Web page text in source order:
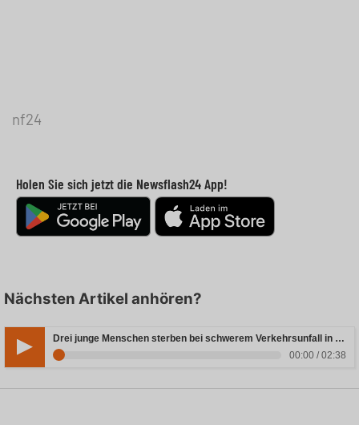
nf24
Holen Sie sich jetzt die Newsflash24 App!
Nächsten Artikel anhören?
Drei junge Menschen sterben bei schwerem Verkehrsunfall in Rheinland-Pfalz
00:00 / 02:38